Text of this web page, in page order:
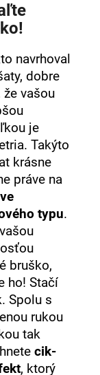
navrhoval
dobre
že vašou
je
Takýto
krásne
práve na
typu.
bruško,
ho! Stačí
Spolu s
rukou
tak
cik-
, ktorý